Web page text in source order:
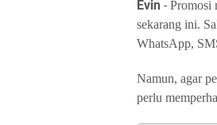
Evin - Promosi
sekarang ini.
WhatsApp,
Namun, agar
perlu